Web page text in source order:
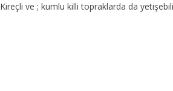
ve ; kumlu killi topraklarda da